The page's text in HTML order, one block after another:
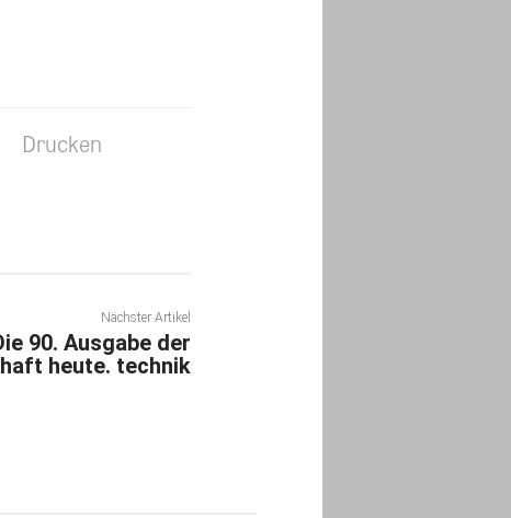
Drucken
Nächster Artikel
90. Ausgabe der
heute. technik